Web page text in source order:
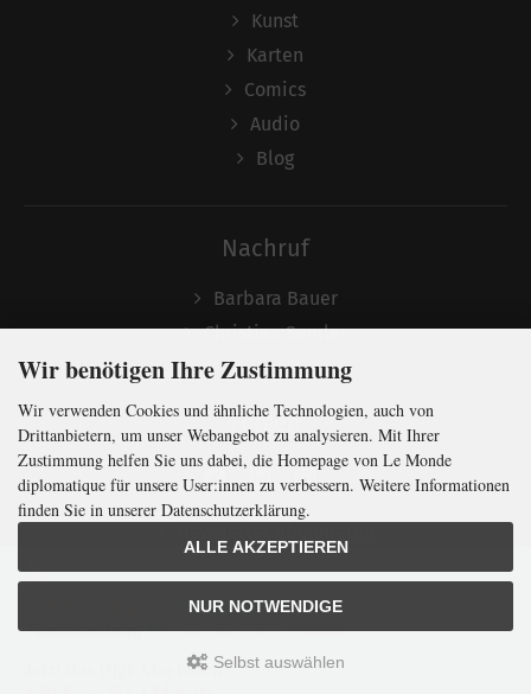
mit der weltweitgrößten
MonatszeitungfürinternationalePolitik
Jetzt das Digi-Abo testen:
Kunst
Karten
Comics
Audio
Blog
Nachruf
Barbara Bauer
Christian Semler
Folgen
LMd © 2026 | Template © 2009-2026 bymodified eCommerce Shopsoftware
Wir benötigen Ihre Zustimmung
Wir verwenden Cookies und ähnliche Technologien, auch von
Drittanbietern, um unser Webangebot zu analysieren. Mit Ihrer
Zustimmung helfen Sie uns dabei, die Homepage von Le Monde
diplomatique für unsere User:innen zu verbessern. Weitere Informationen
finden Sie in unserer Datenschutzerklärung.
ALLE AKZEPTIEREN
NUR NOTWENDIGE
Selbst auswählen